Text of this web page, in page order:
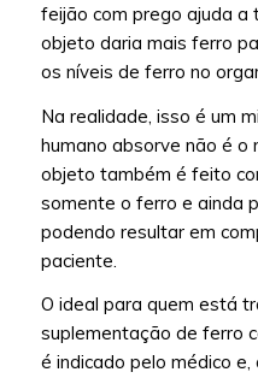
feijão com prego ajuda a
objeto daria mais ferro
os níveis de ferro no
Na realidade, isso é um
humano absorve não é o
objeto também é feito
somente o ferro e ainda
podendo resultar em
paciente.
O ideal para quem está
suplementação de ferro
é indicado pelo médico